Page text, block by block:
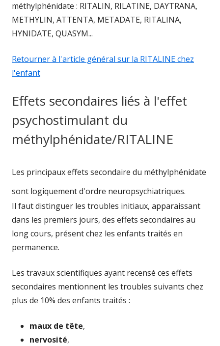
méthylphénidate : RITALIN, RILATINE, DAYTRANA,
METHYLIN, ATTENTA, METADATE, RITALINA,
HYNIDATE, QUASYM...
Retourner à l'article général sur la RITALINE chez
l'enfant
Effets secondaires liés à l'effet
psychostimulant du
méthylphénidate/RITALINE
Les principaux effets secondaire du méthylphénidate
sont logiquement d'ordre neuropsychiatriques.
Il faut distinguer les troubles initiaux, apparaissant
dans les premiers jours, des effets secondaires au
long cours, présent chez les enfants traités en
permanence.
Les travaux scientifiques ayant recensé ces effets
secondaires mentionnent les troubles suivants chez
plus de 10% des enfants traités :
maux de tête,
nervosité,